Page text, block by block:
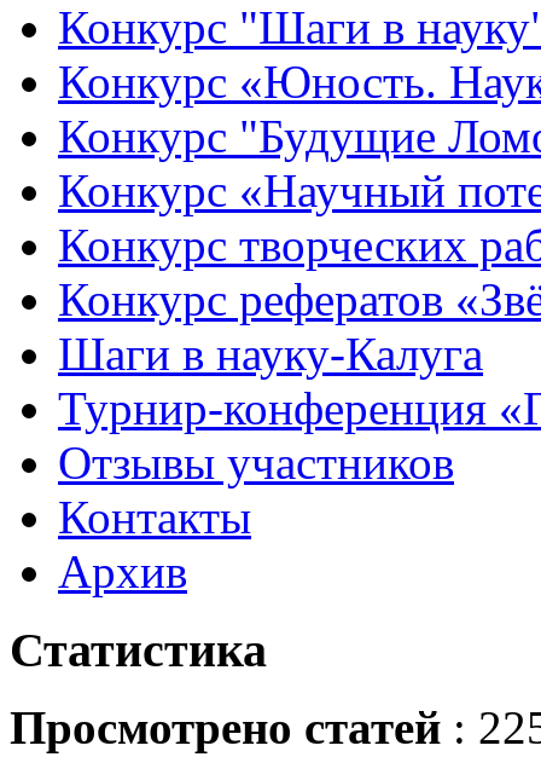
Конкурс "Шаги в
Конкурс «Юность.
Конкурс "Будущие
Конкурс «Научный
Конкурс творческих
Конкурс рефератов
Шаги в науку-Калуга
Турнир-конференция
Отзывы участников
Контакты
Архив
Статистика
Просмотрено статей :